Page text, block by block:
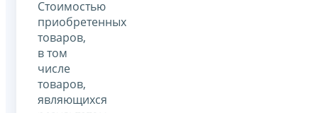
Стоимостью
приобретенных
товаров,
в том
числе
товаров,
являющихся